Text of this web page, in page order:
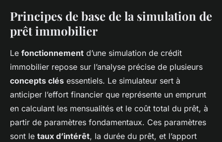
Principes de base de la simulation de
prêt immobilier
Le fonctionnement d’une simulation de crédit
immobilier repose sur l’analyse précise de plusieurs
concepts clés essentiels. Le simulateur sert à
anticiper l’effort financier que représente un emprunt
en calculant les mensualités et le coût total du prêt, à
partir de paramètres fondamentaux. Ces paramètres
sont le taux d’intérêt, la durée du prêt, et l’apport